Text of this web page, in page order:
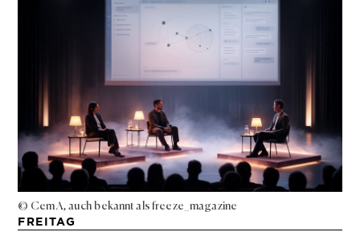
© Cem A, auch bekannt als freeze_magazine
FREITAG